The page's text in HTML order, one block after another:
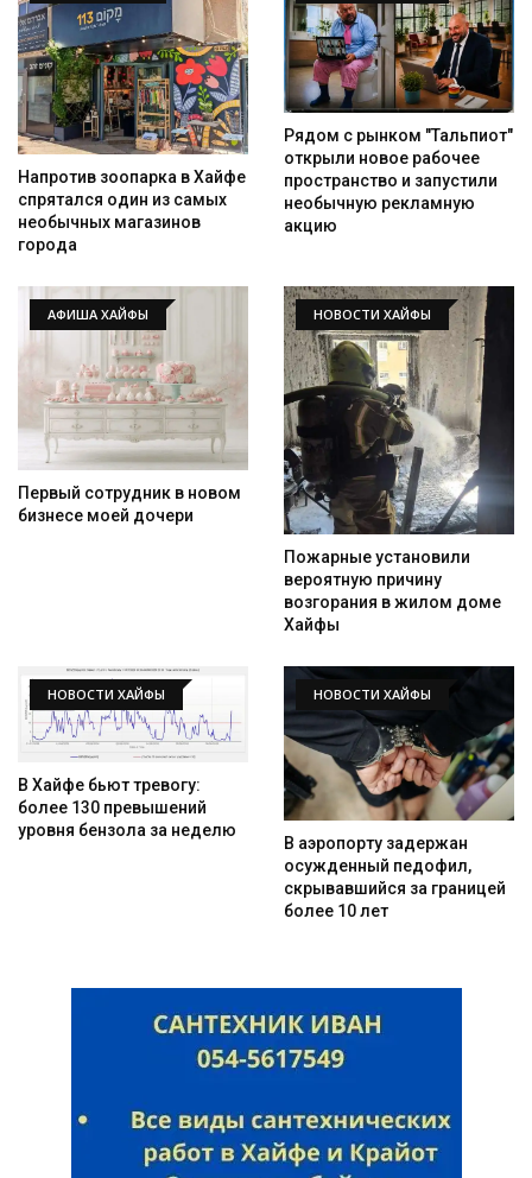
Напротив зоопарка в Хайфе
спрятался один из самых
необычных магазинов
города
Рядом с рынком "Тальпиот"
открыли новое рабочее
пространство и запустили
необычную рекламную
акцию
АФИША ХАЙФЫ
Первый сотрудник в новом
бизнесе моей дочери
НОВОСТИ ХАЙФЫ
Пожарные установили
вероятную причину
возгорания в жилом доме
Хайфы
НОВОСТИ ХАЙФЫ
В Хайфе бьют тревогу:
более 130 превышений
уровня бензола за неделю
НОВОСТИ ХАЙФЫ
В аэропорту задержан
осужденный педофил,
скрывавшийся за границей
более 10 лет